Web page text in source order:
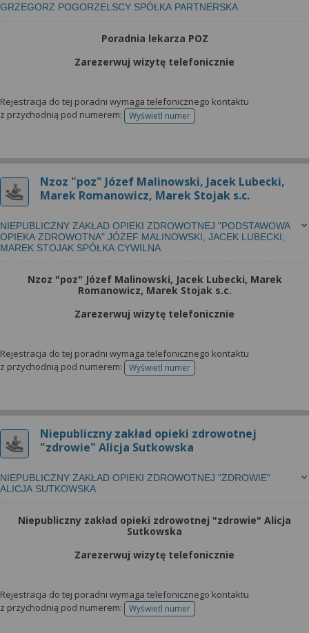
GRZEGORZ POGORZELSCY SPÓŁKA PARTNERSKA
Poradnia lekarza POZ
Zarezerwuj wizytę telefonicznie
Rejestracja do tej poradni wymaga telefonicznego kontaktu
z przychodnią pod numerem:
Wyświetl numertelefonu do rejestracji
Nzoz "poz" Józef Malinowski, Jacek Lubecki,
Marek Romanowicz, Marek Stojak s.c.
NIEPUBLICZNY ZAKŁAD OPIEKI ZDROWOTNEJ "PODSTAWOWA
OPIEKA ZDROWOTNA" JÓZEF MALINOWSKI, JACEK LUBECKI,
MAREK STOJAK SPÓŁKA CYWILNA
Nzoz "poz" Józef Malinowski, Jacek Lubecki, Marek
Romanowicz, Marek Stojak s.c.
Zarezerwuj wizytę telefonicznie
Rejestracja do tej poradni wymaga telefonicznego kontaktu
z przychodnią pod numerem:
Wyświetl numertelefonu do rejestracji
Niepubliczny zakład opieki zdrowotnej
"zdrowie" Alicja Sutkowska
NIEPUBLICZNY ZAKŁAD OPIEKI ZDROWOTNEJ "ZDROWIE"
ALICJA SUTKOWSKA
Niepubliczny zakład opieki zdrowotnej "zdrowie" Alicja
Sutkowska
Zarezerwuj wizytę telefonicznie
Rejestracja do tej poradni wymaga telefonicznego kontaktu
z przychodnią pod numerem:
Wyświetl numertelefonu do rejestracji